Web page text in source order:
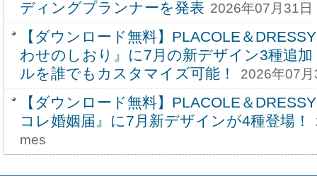
ディングプランナーを発表 2026年07月31日
【ダウンロード無料】PLACOLE＆
わせのしおり』に7月の新デザイン3種追
ルを誰でもカスタマイズ可能！
2026年07
【ダウンロード無料】PLACOLE＆
コレ婚姻届』に7月新デザインが4種登場！
mes